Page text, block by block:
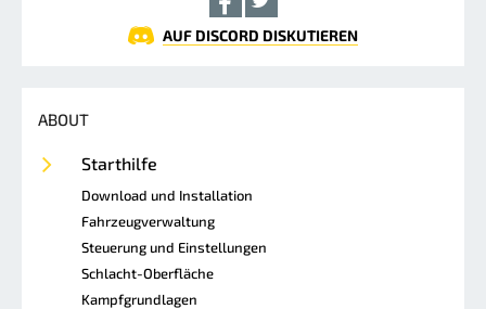
AUF DISCORD DISKUTIEREN
ABOUT
Starthilfe
Download und Installation
Fahrzeugverwaltung
Steuerung und Einstellungen
Schlacht-Oberfläche
Kampfgrundlagen